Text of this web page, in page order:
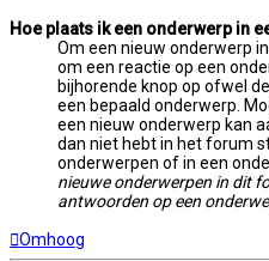
Hoe plaats ik een onderwerp in
Om een nieuw onderwerp
om een reactie op een
bijhorende knop op ofwel
een bepaald onderwerp.
een nieuw onderwerp kan
dan niet hebt in het forum
onderwerpen of in een
nieuwe onderwerpen in dit
antwoorden op een
Omhoog